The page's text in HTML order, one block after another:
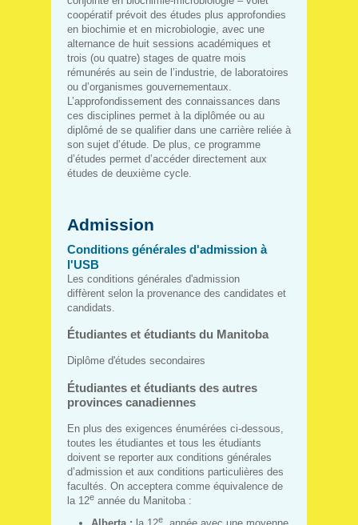
coopératif prévoit des études plus approfondies
en biochimie et en microbiologie, avec une
alternance de huit sessions académiques et
trois (ou quatre) stages de quatre mois
rémunérés au sein de l’industrie, de laboratoires
ou d’organismes gouvernementaux.
L’approfondissement des connaissances dans
ces disciplines permet à la diplômée ou au
diplômé de se qualifier dans une carrière reliée à
son sujet d’étude. De plus, ce programme
d’études permet d’accéder directement aux
études de deuxième cycle.
Admission
Conditions générales d'admission à
l'USB
Les conditions générales d'admission
diffèrent selon la provenance des candidates et
candidats.
Étudiantes et étudiants du Manitoba
Diplôme d'études secondaires
Étudiantes et étudiants des autres
provinces canadiennes
En plus des exigences énumérées ci-dessous,
toutes les étudiantes et tous les étudiants
doivent se reporter aux conditions générales
d’admission et aux conditions particulières des
facultés. On acceptera comme équivalence de
la 12e année du Manitoba :
e